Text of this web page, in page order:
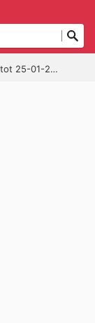
25-01-2026